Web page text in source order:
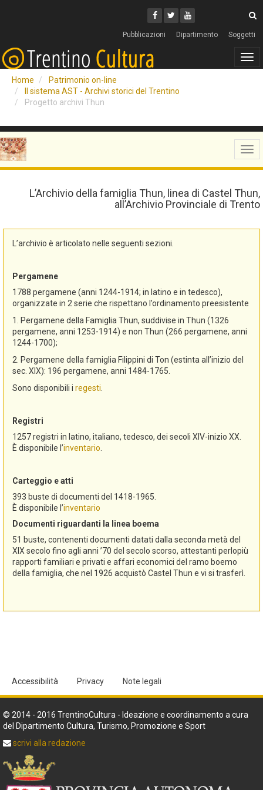
Facebook
Twitter
Youtube
Pubblicazioni Dipartimento Soggetti
Home
Patrimonio on-line
Il sistema AST - Archivi storici del Trentino
Progetto archivi Thun
L’Archivio della famiglia Thun, linea di Castel Thun,
all’Archivio Provinciale di Trento
L’archivio è articolato nelle seguenti sezioni.
Pergamene
1788 pergamene (anni 1244-1914; in latino e in tedesco),
organizzate in 2 serie che rispettano l’ordinamento preesistente
1. Pergamene della Famiglia Thun, suddivise in Thun (1326
pergamene, anni 1253-1914) e non Thun (266 pergamene, anni
1244-1700);
2. Pergamene della famiglia Filippini di Ton (estinta all’inizio del
sec. XIX): 196 pergamene, anni 1484-1765.
Sono disponibili i regesti
Registri
1257 registri in latino, italiano, tedesco, dei secoli XIV-inizio XX.
È disponibile l’inventario
Carteggio e atti
393 buste di documenti del 1418-1965.
È disponibile l’inventario
Documenti riguardanti la linea boema
51 buste, contenenti documenti datati dalla seconda metà del
XIX secolo fino agli anni ’70 del secolo scorso, attestanti perlopiù
rapporti familiari e privati e affari economici del ramo boemo
della famiglia, che nel 1926 acquistò Castel Thun e vi si trasferì.
Accessibilità Privacy Note legali
© 2014 - 2016 TrentinoCultura - Ideazione e coordinamento a cura
del Dipartimento Cultura, Turismo, Promozione e Sport
scrivi alla redazione